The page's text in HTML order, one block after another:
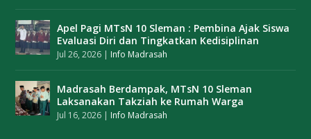
Apel Pagi MTsN 10 Sleman : Pembina Ajak Siswa
Evaluasi Diri dan Tingkatkan Kedisiplinan
Jul 26, 2026 | Info Madrasah
Madrasah Berdampak, MTsN 10 Sleman
Laksanakan Takziah ke Rumah Warga
Jul 16, 2026 | Info Madrasah